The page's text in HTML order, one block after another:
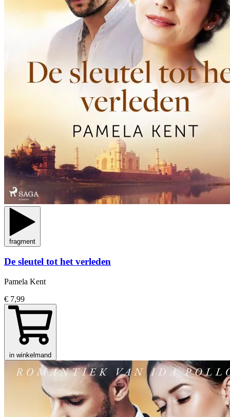
fragment
De sleutel tot het verleden
Pamela Kent
€ 7,99
in winkelmand